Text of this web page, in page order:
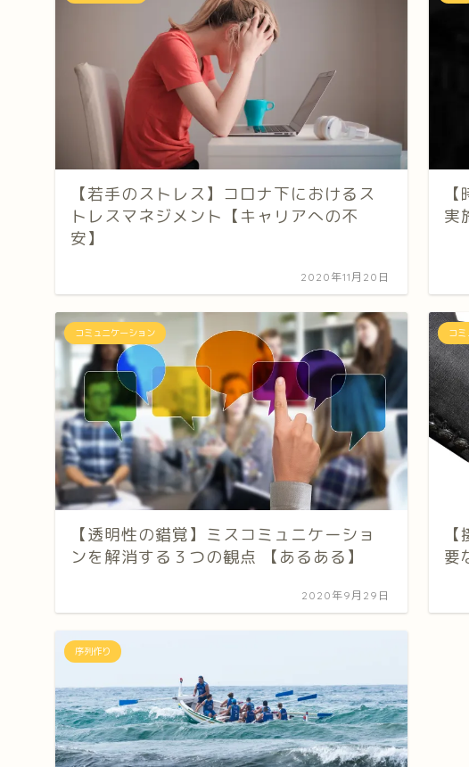
【若手のストレス】コロナ下におけるス
トレスマネジメント【キャリアへの不
安】
2020年11月20日
実
コミュニケーション
【透明性の錯覚】ミスコミュニケーショ
ンを解消する３つの観点 【あるある】
2020年9月29日
コ
要
序列作り